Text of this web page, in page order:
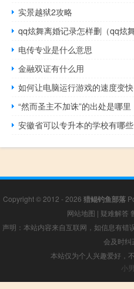
实景越狱2攻略
qq炫舞离婚记录怎样删（qq炫舞
电传专业是什么意思
金融双证有什么用
如何让电脑运行游戏的速度变
“然而圣主不加诛”的出处是哪里
安徽省可以专升本的学校有哪些
Copyright © 2012 - 2026 猎鲲钓鱼部落
网站地图 | 疑难解答
声明：本站内容来自互联网，如信息有
会及时纠
本站仅为个人兴趣爱好，
小